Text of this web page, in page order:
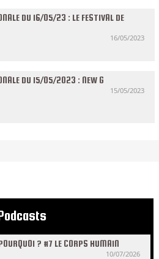
DU 16/05/23 : LE FESTIVAL DE
16/05/2023
DU 15/05/2023 : NEW G
15/05/2023
? #7 LE CORPS HUMAIN
10/07/2026